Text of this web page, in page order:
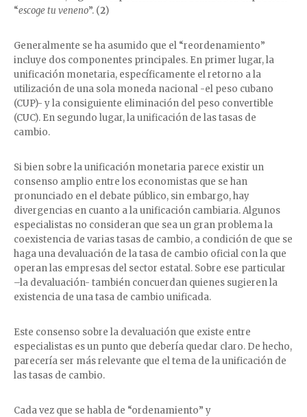
“escoge tu veneno”. (2)
Generalmente se ha asumido que el “reordenamiento”
incluye dos componentes principales. En primer lugar, la
unificación monetaria, específicamente el retorno a la
utilización de una sola moneda nacional -el peso cubano
(CUP)- y la consiguiente eliminación del peso convertible
(CUC). En segundo lugar, la unificación de las tasas de
cambio.
Si bien sobre la unificación monetaria parece existir un
consenso amplio entre los economistas que se han
pronunciado en el debate público, sin embargo, hay
divergencias en cuanto a la unificación cambiaria. Algunos
especialistas no consideran que sea un gran problema la
coexistencia de varias tasas de cambio, a condición de que se
haga una devaluación de la tasa de cambio oficial con la que
operan las empresas del sector estatal. Sobre ese particular
–la devaluación- también concuerdan quienes sugieren la
existencia de una tasa de cambio unificada.
Este consenso sobre la devaluación que existe entre
especialistas es un punto que debería quedar claro. De hecho,
parecería ser más relevante que el tema de la unificación de
las tasas de cambio.
Cada vez que se habla de “ordenamiento” y